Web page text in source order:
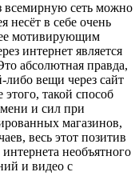
всемирную сеть можно
несёт в себе очень
мотивирующим
интернет является
абсолютная правда,
либо вещи через сайт
такой способ
и сил при
магазинов,
весь этот позитив
необъятного
и видео с